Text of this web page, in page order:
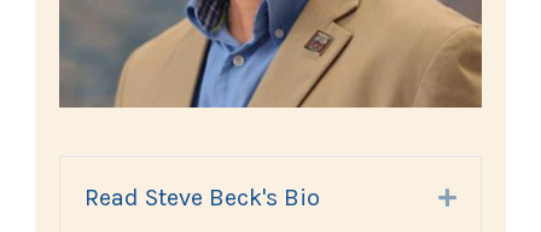
Read Steve Beck's Bio Expand